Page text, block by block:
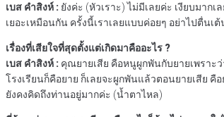
เบส คําสิงห์ : ยังค่ะ (หัวเราะ) ไม่มีเลยค่ะ เงียบมา
เยอะเหมือนกัน ครั้งนี้เราเลยแบบค่อยๆ อย่าไปตื่นเต้
เรื่องที่เสียใจที่สุดตั้งแต่เกิดมาคืออะไร ?
เบส คําสิงห์ : คุณยายเสีย คือหนูผูกพันกับยายเพรา
โรงเรียนก็คือยาย ก็เลยจะผูกพันแล้วตอนยายเสีย
ยังคงคิดถึงท่านอยู่มากค่ะ (น้ำตาไหล)